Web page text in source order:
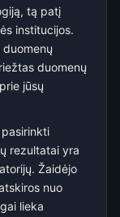
tą patį
institucijos.
duomenų
jūsų
rezultatai yra
Žaidėjo
nuo
lieka